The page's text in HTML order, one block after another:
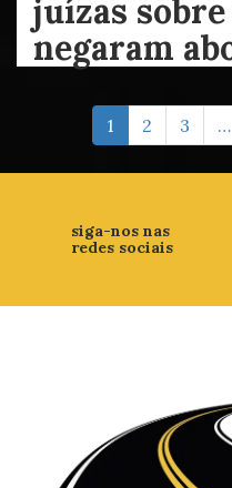
juízas
negaram
1 2 3 …
siga-nos nas
redes sociais